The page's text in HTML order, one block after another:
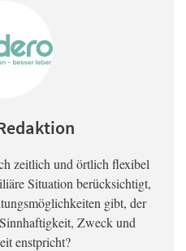
zeitlich und örtlich flexibel
Situation berücksichtigt,
gibt, der
Zweck und
enstpricht?